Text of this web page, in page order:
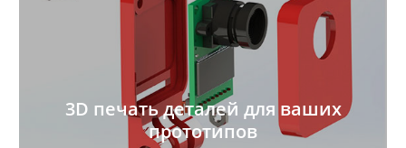
3D печать деталей для ваших
прототипов